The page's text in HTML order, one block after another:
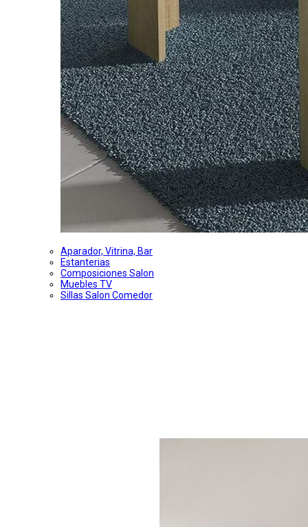
Aparador, Vitrina, Bar
Estanterias
Composiciones Salon
Muebles TV
Sillas Salon Comedor